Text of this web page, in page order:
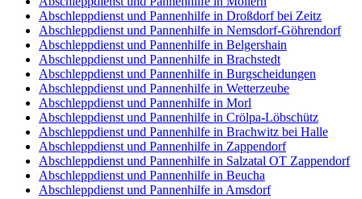
Abschleppdienst und Pannenhilfe in Droßdorf bei Zeitz
Abschleppdienst und Pannenhilfe in Nemsdorf-Göhrendorf
Abschleppdienst und Pannenhilfe in Belgershain
Abschleppdienst und Pannenhilfe in Brachstedt
Abschleppdienst und Pannenhilfe in Burgscheidungen
Abschleppdienst und Pannenhilfe in Wetterzeube
Abschleppdienst und Pannenhilfe in Morl
Abschleppdienst und Pannenhilfe in Crölpa-Löbschütz
Abschleppdienst und Pannenhilfe in Brachwitz bei Halle
Abschleppdienst und Pannenhilfe in Zappendorf
Abschleppdienst und Pannenhilfe in Salzatal OT Zappendorf
Abschleppdienst und Pannenhilfe in Beucha
Abschleppdienst und Pannenhilfe in Amsdorf